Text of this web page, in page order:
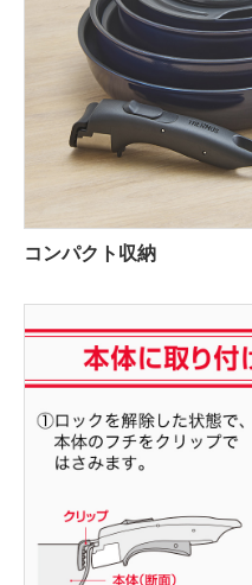
コンパクト収納